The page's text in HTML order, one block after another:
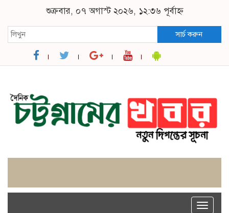
শুক্রবার, ০৭ অগাস্ট ২০২৬, ১২:৩৬ পূর্বাহ্ন
সার্চ করুন
Toggle